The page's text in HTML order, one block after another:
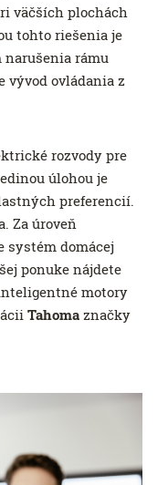
väčších plochách
tohto riešenia je
rámu
vývod ovládania z
rozvody pre
úlohou je
preferencií.
Za úroveň
systém domácej
ponuke nájdete
motory
Tahoma značky